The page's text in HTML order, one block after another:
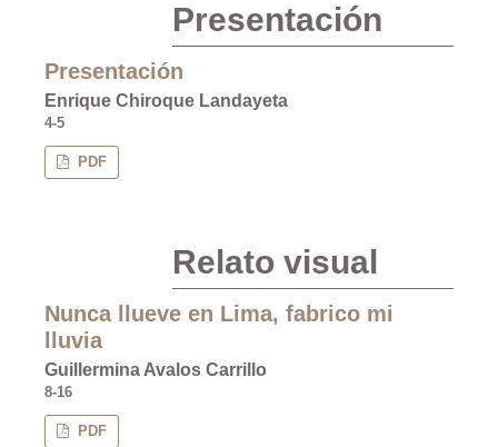
Presentación
Presentación
Enrique Chiroque Landayeta
4-5
PDF
Relato visual
Nunca llueve en Lima, fabrico mi
lluvia
Guillermina Avalos Carrillo
8-16
PDF